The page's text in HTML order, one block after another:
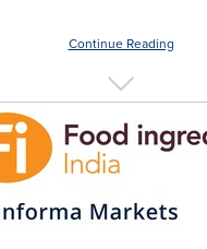
Continue Reading